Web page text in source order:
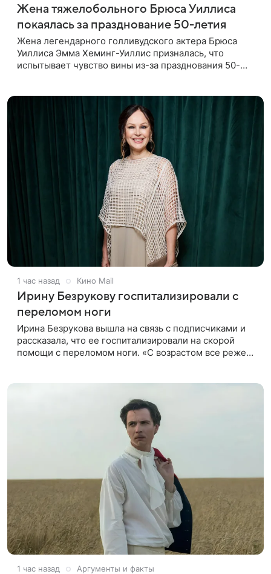
Жена тяжелобольного Брюса Уиллиса
покаялась за празднование 50-летия
Жена легендарного голливудского актера Брюса
Уиллиса Эмма Хеминг-Уиллис призналась, что
испытывает чувство вины из-за празднования 50-
1 час назад Кино Mail
Ирину Безрукову госпитализировали с
переломом ноги
Ирина Безрукова вышла на связь с подписчиками и
рассказала, что ее госпитализировали на скорой
помощи с переломом ноги. «С возрастом все реже
1 час назад Аргументы и факты